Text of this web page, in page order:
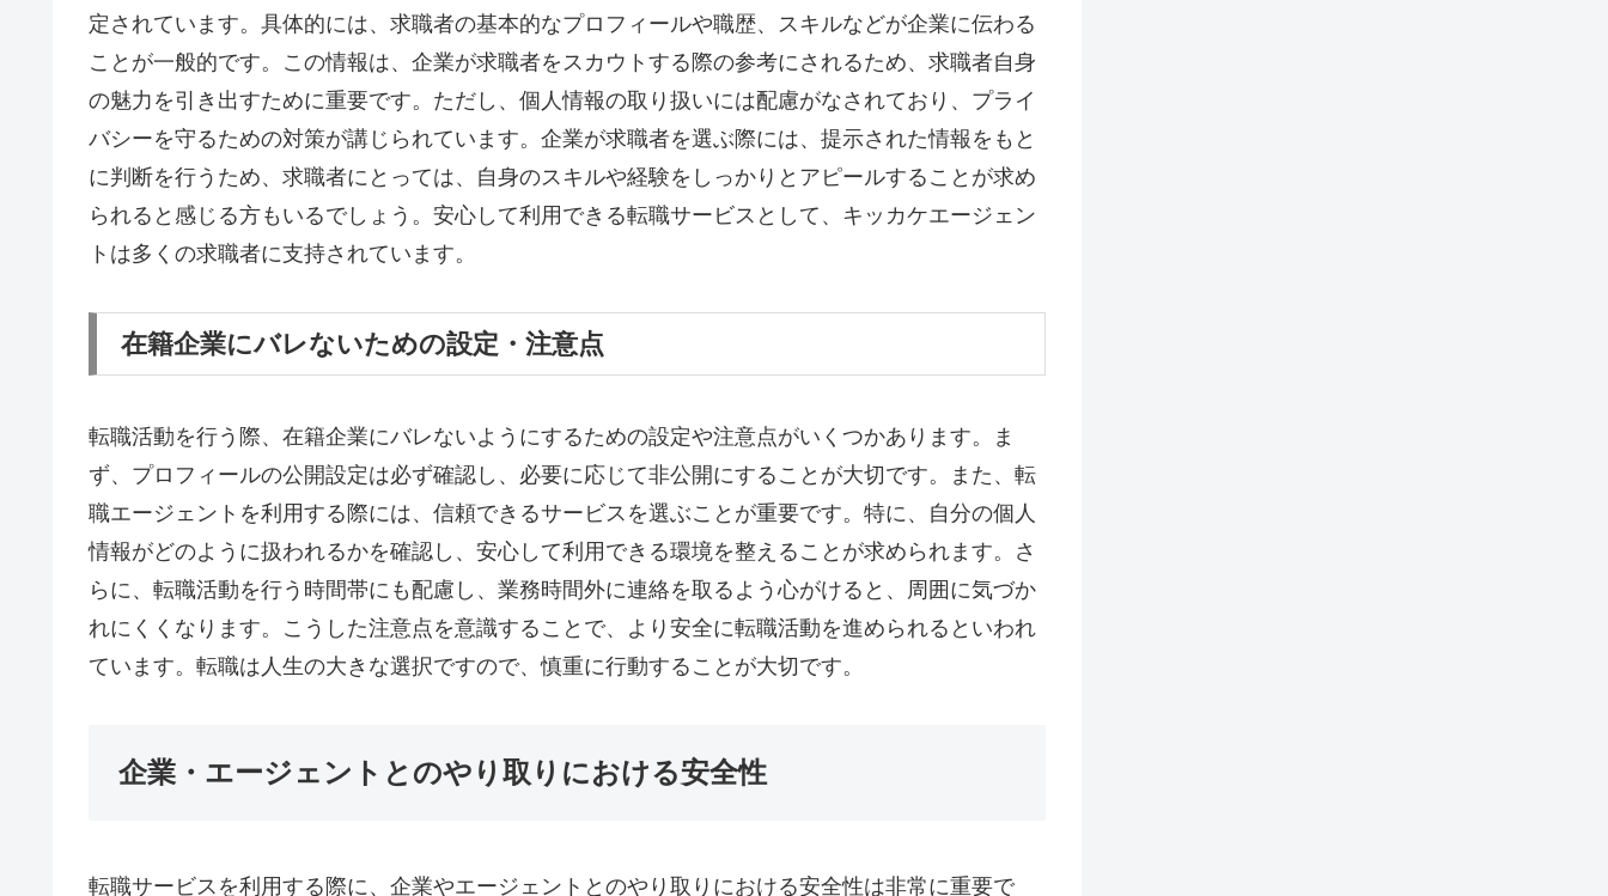
定されています。具体的には、求職者の基本的なプロフィールや職歴、スキルなどが企業に伝わる
ことが一般的です。この情報は、企業が求職者をスカウトする際の参考にされるため、求職者自身
の魅力を引き出すために重要です。ただし、個人情報の取り扱いには配慮がなされており、プライ
バシーを守るための対策が講じられています。企業が求職者を選ぶ際には、提示された情報をもと
に判断を行うため、求職者にとっては、自身のスキルや経験をしっかりとアピールすることが求め
られると感じる方もいるでしょう。安心して利用できる転職サービスとして、キッカケエージェン
トは多くの求職者に支持されています。
在籍企業にバレないための設定・注意点
転職活動を行う際、在籍企業にバレないようにするための設定や注意点がいくつかあります。ま
ず、プロフィールの公開設定は必ず確認し、必要に応じて非公開にすることが大切です。また、転
職エージェントを利用する際には、信頼できるサービスを選ぶことが重要です。特に、自分の個人
情報がどのように扱われるかを確認し、安心して利用できる環境を整えることが求められます。さ
らに、転職活動を行う時間帯にも配慮し、業務時間外に連絡を取るよう心がけると、周囲に気づか
れにくくなります。こうした注意点を意識することで、より安全に転職活動を進められるといわれ
ています。転職は人生の大きな選択ですので、慎重に行動することが大切です。
企業・エージェントとのやり取りにおける安全性
転職サービスを利用する際に、企業やエージェントとのやり取りにおける安全性は非常に重要で